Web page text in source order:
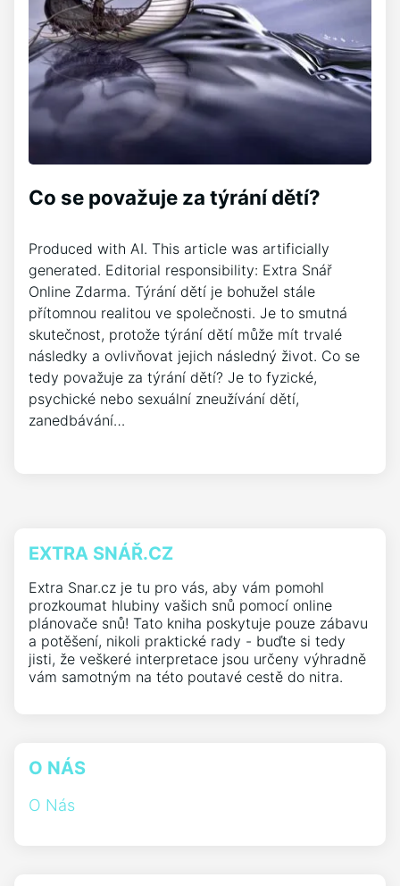
Co se považuje za týrání dětí?
Produced with AI. This article was artificially
generated. Editorial responsibility: Extra Snář
Online Zdarma. Týrání dětí je bohužel stále
přítomnou realitou ve společnosti. Je to smutná
skutečnost, protože týrání dětí může mít trvalé
následky a ovlivňovat jejich následný život. Co se
tedy považuje za týrání dětí? Je to fyzické,
psychické nebo sexuální zneužívání dětí,
zanedbávání…
EXTRA SNÁŘ.CZ
Extra Snar.cz je tu pro vás, aby vám pomohl
prozkoumat hlubiny vašich snů pomocí online
plánovače snů! Tato kniha poskytuje pouze zábavu
a potěšení, nikoli praktické rady - buďte si tedy
jisti, že veškeré interpretace jsou určeny výhradně
vám samotným na této poutavé cestě do nitra.
O NÁS
O Nás